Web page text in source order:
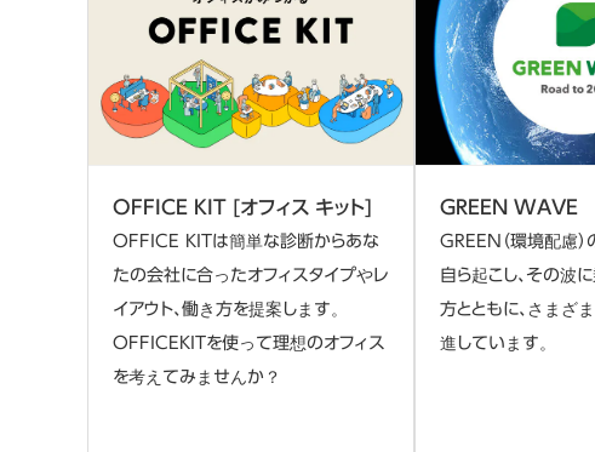
OFFICE KIT [オフィス キット]
OFFICE KITは簡単な診断からあな
たの会社に合ったオフィスタイプやレ
イアウト、働き方を提案します。
OFFICEKITを使って理想のオフィス
を考えてみませんか？
GREEN WAVE
GREEN（環境配慮）
自ら起こし、その波
方とともに、さまざ
進しています。